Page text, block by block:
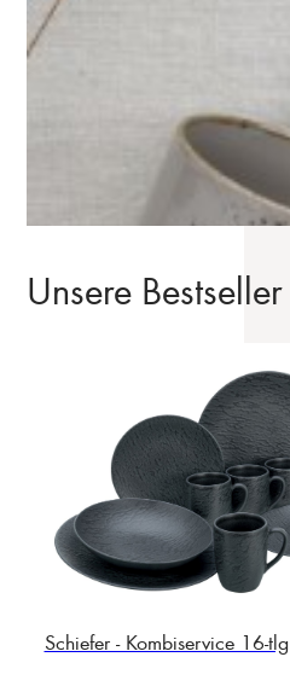
Unsere Bestseller
Schiefer - Kombiservice 16-tlg